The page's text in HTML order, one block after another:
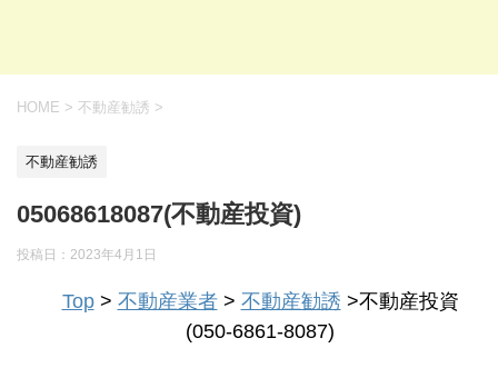
HOME > 不動産勧誘 >
不動産勧誘
05068618087(不動産投資)
投稿日： 2023年4月1日
Top> 不動産業者> 不動産勧誘 >不動産投資
(050-6861-8087)